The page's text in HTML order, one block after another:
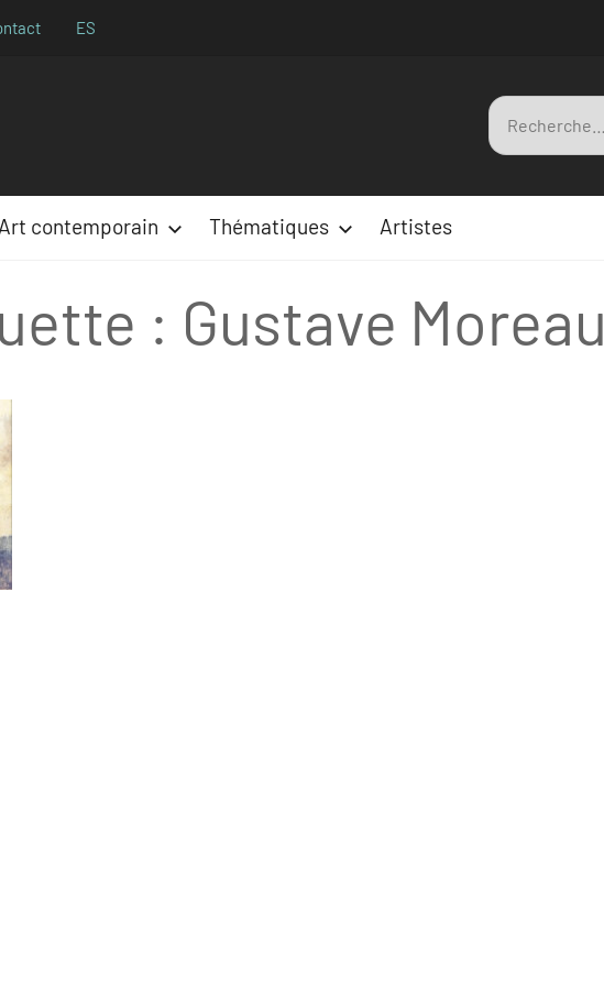
ES
Recherche
pour
Art contemporain Thématiques Artistes
: Gustave Moreau